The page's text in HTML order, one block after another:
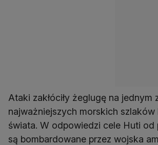
Ataki zakłóciły żeglugę na jednym
najważniejszych morskich
świata. W odpowiedzi cele Huti od
są bombardowane przez wojska